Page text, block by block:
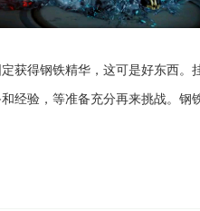
获得钢铁精华，这可是好东西。
经验，等准备充分再来挑战。钢